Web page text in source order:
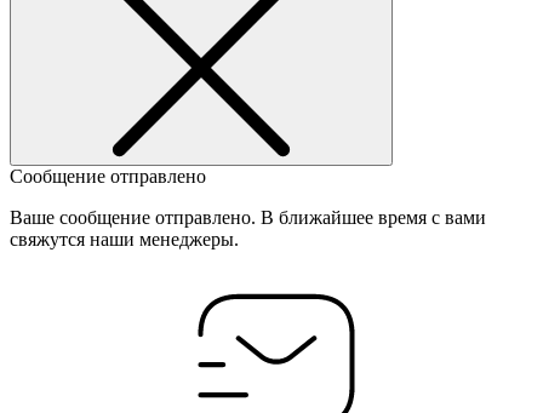
Сообщение отправлено
Ваше сообщение отправлено. В ближайшее время с вами
свяжутся наши менеджеры.